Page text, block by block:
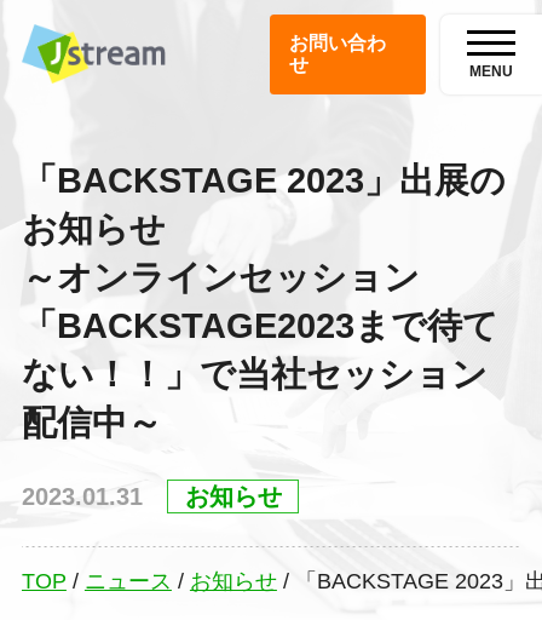
お問い合わ
せ
MENU
「BACKSTAGE 2023」出展の
お知らせ
～オンラインセッション
「BACKSTAGE2023まで待て
ない！！」で当社セッション
配信中～
2023.01.31 お知らせ
TOP / ニュース / お知らせ/ 「BACKSTAGE 2023